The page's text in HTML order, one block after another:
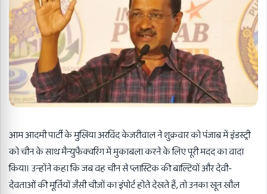
आम आदमी पार्टी के मुखिया अरविंद केजरीवाल ने शुक्रवार को पंजाब में इंडस्ट्री
को चीन के साथ मैन्युफैक्चरिंग में मुकाबला करने के लिए पूरी मदद का वादा
किया। उन्होंने कहा कि जब वह चीन से प्लास्टिक की बाल्टियों और देवी-
देवताओं की मूर्तियों जैसी चीजों का इंपोर्ट होते देखते हैं, तो उनका खून खौल